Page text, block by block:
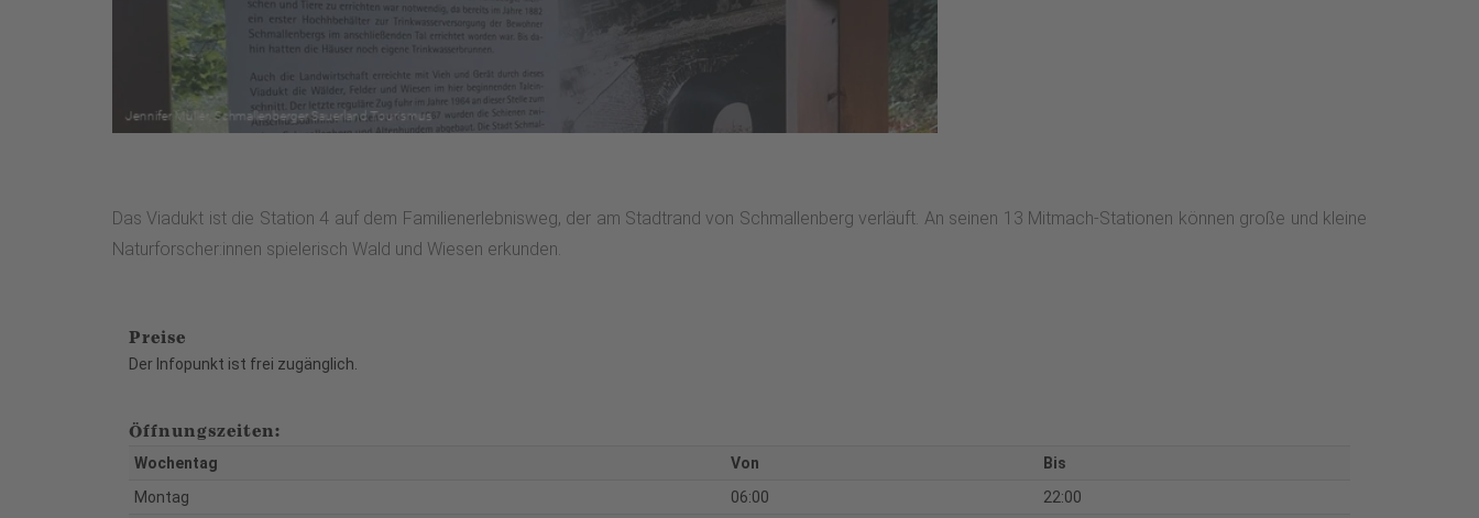
Das Viadukt ist die Station 4 auf dem Familienerlebnisweg, der am Stadtrand von Schmallenberg verläuft. An seinen 13 Mitmach-Stationen können große und kleine
Naturforscher:innen spielerisch Wald und Wiesen erkunden.
Preise
Der Infopunkt ist frei zugänglich.
Öffnungszeiten:
Wochentag Von
Bis
Montag
06:00
22:00